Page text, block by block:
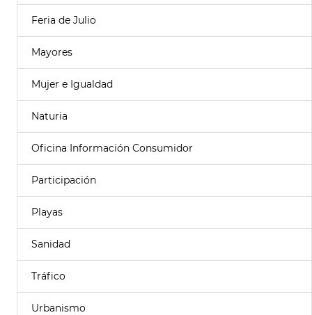
Feria de Julio
Mayores
Mujer e Igualdad
Naturia
Oficina Información Consumidor
Participación
Playas
Sanidad
Tráfico
Urbanismo